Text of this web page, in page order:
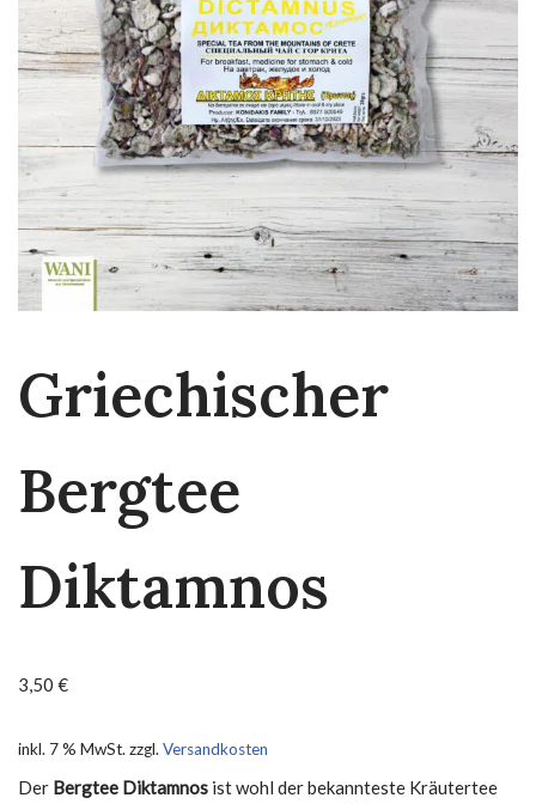
Griechischer
Bergtee
Diktamnos
3,50 €
inkl. 7 % MwSt. zzgl. Versandkosten
Der Bergtee Diktamnos ist wohl der bekannteste Kräutertee